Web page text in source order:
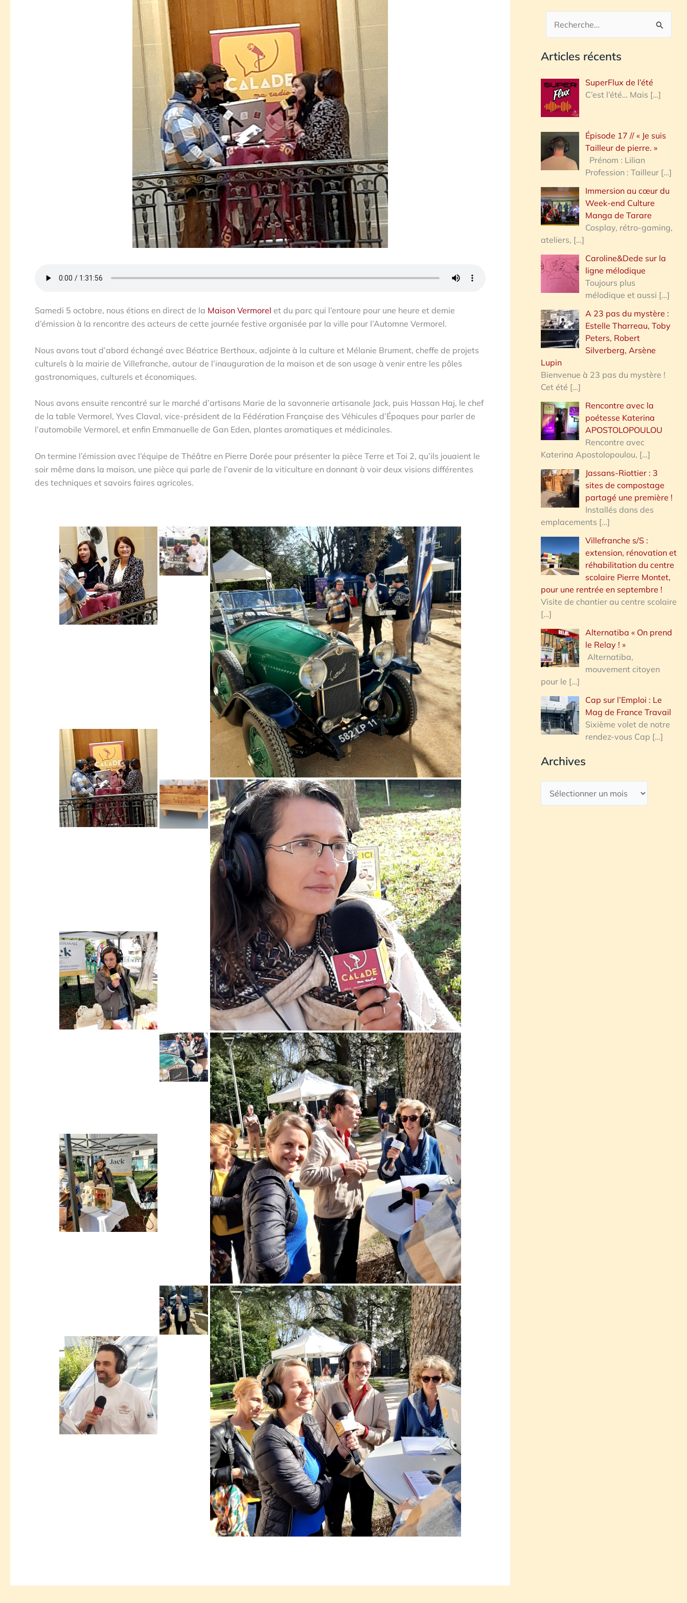
Samedi 5 octobre, nous étions en direct de la Maison Vermorel et du parc qui l’entoure pour une heure et demie
d’émission à la rencontre des acteurs de cette journée festive organisée par la ville pour l’Automne Vermorel.
Nous avons tout d’abord échangé avec Béatrice Berthoux, adjointe à la culture et Mélanie Brument, cheffe de projets
culturels à la mairie de Villefranche, autour de l’inauguration de la maison et de son usage à venir entre les pôles
gastronomiques, culturels et économiques.
Nous avons ensuite rencontré sur le marché d’artisans Marie de la savonnerie artisanale Jack, puis Hassan Haj, le chef
de la table Vermorel, Yves Claval, vice-président de la Fédération Française des Véhicules d’Époques pour parler de
l’automobile Vermorel, et enfin Emmanuelle de Gan Eden, plantes aromatiques et médicinales.
On termine l’émission avec l’équipe de Théâtre en Pierre Dorée pour présenter la pièce Terre et Toi 2, qu’ils jouaient le
soir même dans la maison, une pièce qui parle de l’avenir de la viticulture en donnant à voir deux visions différentes
des techniques et savoirs faires agricoles.
c
h
r
h
e
:
Articles récents
SuperFlux de l’été
C’est l’été… Mais […]
Épisode 17 // « Je suis
Tailleur de pierre. »
Prénom : Lilian
Profession : Tailleur […]
Immersion au cœur du
Week-end Culture
Manga de Tarare
Cosplay, rétro-gaming,
ateliers, […]
Caroline&Dede sur la
ligne mélodique
Toujours plus
mélodique et aussi […]
A 23 pas du mystère :
Estelle Tharreau, Toby
Peters, Robert
Silverberg, Arsène
Lupin
Bienvenue à 23 pas du mystère !
Cet été […]
Rencontre avec la
poétesse Katerina
APOSTOLOPOULOU
Rencontre avec
Katerina Apostolopoulou, […]
Jassans-Riottier : 3
sites de compostage
partagé une première !
Installés dans des
emplacements […]
Villefranche s/S :
extension, rénovation et
réhabilitation du centre
scolaire Pierre Montet,
pour une rentrée en septembre !
Visite de chantier au centre scolaire
[…]
Alternatiba « On prend
le Relay ! »
Alternatiba,
mouvement citoyen
pour le […]
Cap sur l’Emploi : Le
Mag de France Travail
Sixième volet de notre
rendez-vous Cap […]
Archives